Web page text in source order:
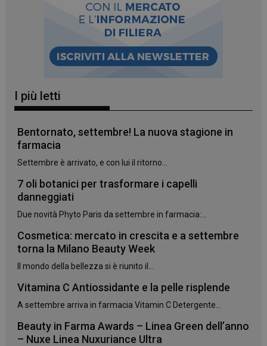
I più letti
Bentornato, settembre! La nuova stagione in
farmacia
Settembre è arrivato, e con lui il ritorno...
7 oli botanici per trasformare i capelli
danneggiati
Due novità Phyto Paris da settembre in farmacia:...
Cosmetica: mercato in crescita e a settembre
torna la Milano Beauty Week
Il mondo della bellezza si è riunito il...
Vitamina C Antiossidante e la pelle risplende
A settembre arriva in farmacia Vitamin C Detergente...
Beauty in Farma Awards – Linea Green dell’anno
– Nuxe Linea Nuxuriance Ultra